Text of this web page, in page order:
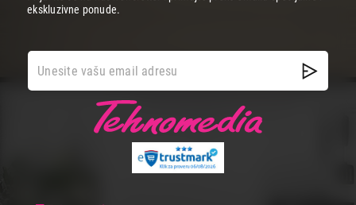
ekskluzivne ponude.